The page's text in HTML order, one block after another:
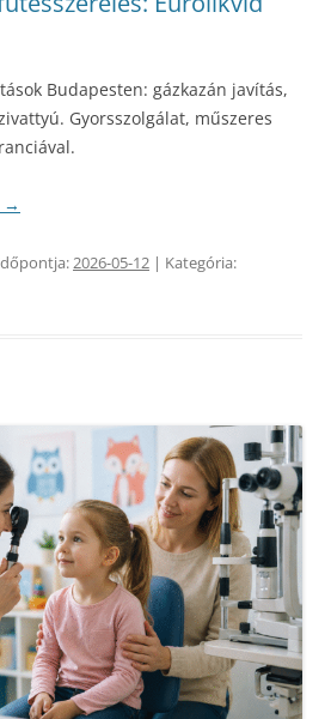
Budapesten: gázkazán javítás,
Gyorsszolgálat, műszeres
→
2026-05-12 | Kategória: